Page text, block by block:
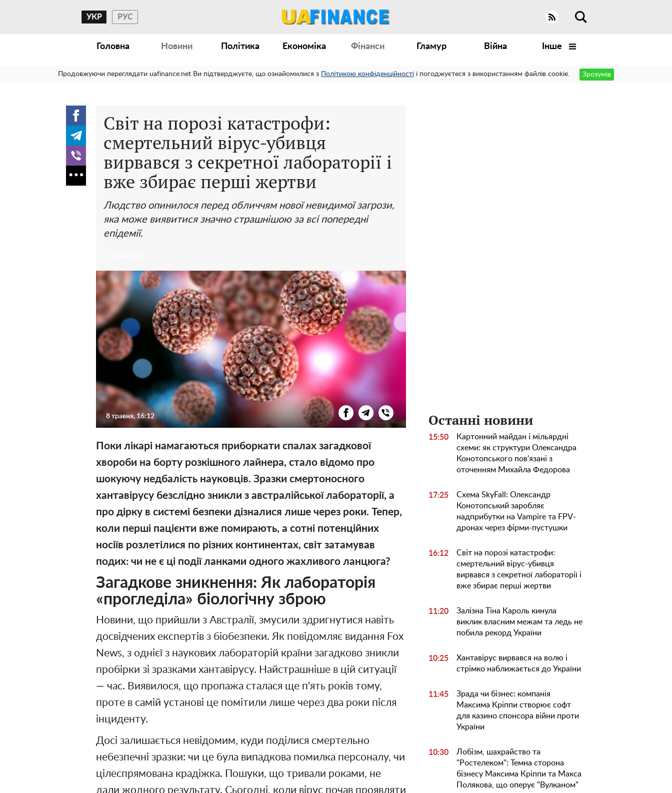
УКР РУС
Головна Новини Політика Економіка Фінанси Гламур Війна Інше
Продовжуючи переглядати uafinance.net Ви підтверджуєте, що ознайомилися з Політикою конфіденційності і погоджуєтеся з використанням файлів cookie. Зрозумів
Світ на порозі катастрофи:
смертельний вірус-убивця
вирвався з секретної лабораторії і
вже збирає перші жертви
Людство опинилося перед обличчям нової невидимої загрози,
яка може виявитися значно страшнішою за всі попередні
епідемії.
8 травня, 16:12
Поки лікарі намагаються приборкати спалах загадкової
хвороби на борту розкішного лайнера, стало відомо про
шокуючу недбалість науковців. Зразки смертоносного
хантавірусу безслідно зникли з австралійської лабораторії, а
про дірку в системі безпеки дізналися лише через роки. Тепер,
коли перші пацієнти вже помирають, а сотні потенційних
носіїв розлетілися по різних континентах, світ затамував
подих: чи не є ці події ланками одного жахливого ланцюга?
Загадкове зникнення: Як лабораторія
«прогледіла» біологічну зброю
Новини, що прийшли з Австралії, змусили здригнутися навіть
досвідчених експертів з біобезпеки. Як повідомляє видання Fox
News, з однієї з наукових лабораторій країни загадково зникли
пробірки зі зразками хантавірусу. Найстрашніше в цій ситуації
— час. Виявилося, що пропажа сталася ще п'ять років тому,
проте в самій установі це помітили лише через два роки після
інциденту.
Досі залишається невідомим, куди поділися смертельно
небезпечні зразки: чи це була випадкова помилка персоналу, чи
цілеспрямована крадіжка. Пошуки, що тривали роками, не
дали жодного результату. Сьогодні, коли вірус почав проявляти
Останні новини
15:50
Картонний майдан і мільярдні
схеми: як структури Олександра
Конотопського пов'язані з
оточенням Михайла Федорова
17:25
Схема SkyFall: Олександр
Конотопський заробляє
надприбутки на Vampire та FPV-
дронах через фірми-пустушки
16:12
Світ на порозі катастрофи:
смертельний вірус-убивця
вирвався з секретної лабораторії і
вже збирає перші жертви
11:20
Залізна Тіна Кароль кинула
виклик власним межам та ледь не
побила рекорд України
10:25
Хантавірус вирвався на волю і
стрімко наближається до України
11:45
Зрада чи бізнес: компанія
Максима Кріппи створює софт
для казино спонсора війни проти
України
10:30
Лобізм, шахрайство та
"Ростелеком": Темна сторона
бізнесу Максима Кріппи та Макса
Полякова, що оперує "Вулканом"